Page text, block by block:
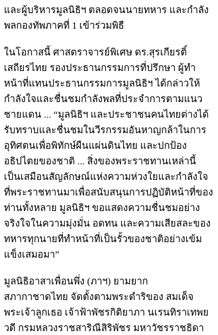
และผู้บริหารมูลนิธิฯ ตลอดจนนายทหาร และกำลัง
พลกองทัพภาคที่ 1 เข้าร่วมพิธี
ในโอกาสนี้ ศาสตราจารย์พิเศษ ดร.สุรเกียรติ์
เสถียรไทย รองประธานกรรมการที่ปรึกษา ผู้ทำ
หน้าที่แทนประธานกรรมการมูลนิธิฯ ได้กล่าวให้
กำลังใจและชื่นชมกำลังพลที่ประจำการตามแนว
ชายแดน ... “มูลนิธิฯ และประชาชนคนไทยต่างได้
รับทราบและชื่นชมในวีรกรรมอันหาญกล้าในการ
อุทิศตนเพื่อพิทักษ์ผืนแผ่นดินไทย และปกป้อง
อธิปไตยของชาติ ... สิ่งของพระราชทานเหล่านี้
เป็นเสมือนสัญลักษณ์แห่งความห่วงใยและกำลังใจ
ที่พระราชทานมาเพื่อสนับสนุนการปฏิบัติหน้าที่ของ
ท่านทั้งหลาย มูลนิธิฯ ขอแสดงความชื่นชมอย่าง
จริงใจในความมุ่งมั่น อดทน และความเสียสละของ
ทหารทุกนายที่ทำหน้าที่เป็นรั้วของชาติอย่างเข้ม
แข็งเสมอมา”
มูลนิธิอาสาเพื่อนพึ่ง (ภาฯ) ยามยาก
สภากาชาดไทย จัดตั้งตามพระดำริของ สมเด็จ
พระเจ้าลูกเธอ เจ้าฟ้าพัชรกิติยาภา นเรนทิราเทพย
วดี กรมหลวงราชสาริณีสิริพัชร มหาวัชรราชธิดา